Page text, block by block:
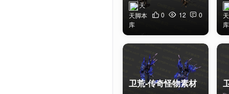
天
天脚本
库
0 12 0
库
卫荒-传奇怪物素材